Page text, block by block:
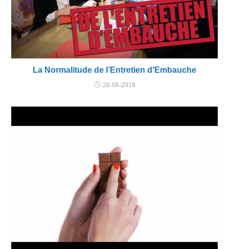
La Normalitude de l’Entretien d’Embauche
28-06-2018